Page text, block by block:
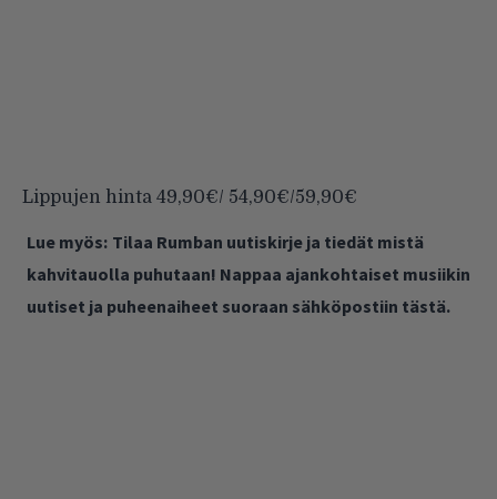
Lippujen hinta 49,90€/ 54,90€/59,90€
Lue myös: Tilaa Rumban uutiskirje ja tiedät mistä
kahvitauolla puhutaan! Nappaa ajankohtaiset musiikin
uutiset ja puheenaiheet suoraan sähköpostiin tästä.